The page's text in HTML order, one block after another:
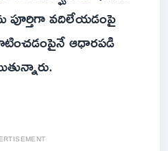
పూర్తిగా వదిలేయడంపై
ఆధారపడి